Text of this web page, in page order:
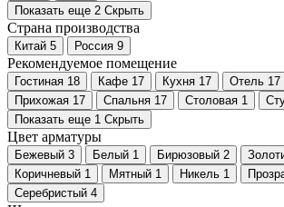
Показать еще 2 Скрыть
Страна производства
Китай 5 Россия 9
Рекомендуемое помещение
Гостиная 18 Кафе 17 Кухня 17 Отель 17
Прихожая 17 Спальня 17 Столовая 1
Показать еще 1 Скрыть
Цвет арматуры
Бежевый 3 Белый 1 Бирюзовый 2
Коричневый 1 Мятный 1 Никель 1
Серебристый 4